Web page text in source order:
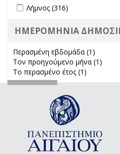
Apply Λήμνος filter
Λήμνος (316)
ΗΜΕΡΟΜΗΝΙΑ
Περασμένη εβδομάδα (1)
Τον προηγούμενο μήνα (1)
Το περασμένο έτος (1)